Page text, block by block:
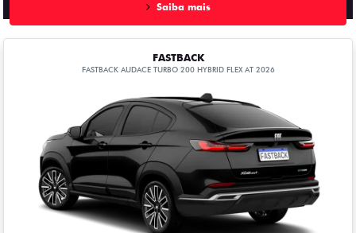
Saiba mais
FASTBACK
FASTBACK AUDACE TURBO 200 HYBRID FLEX AT 2026